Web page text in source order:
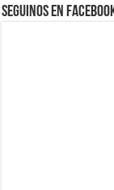
Seguinos en